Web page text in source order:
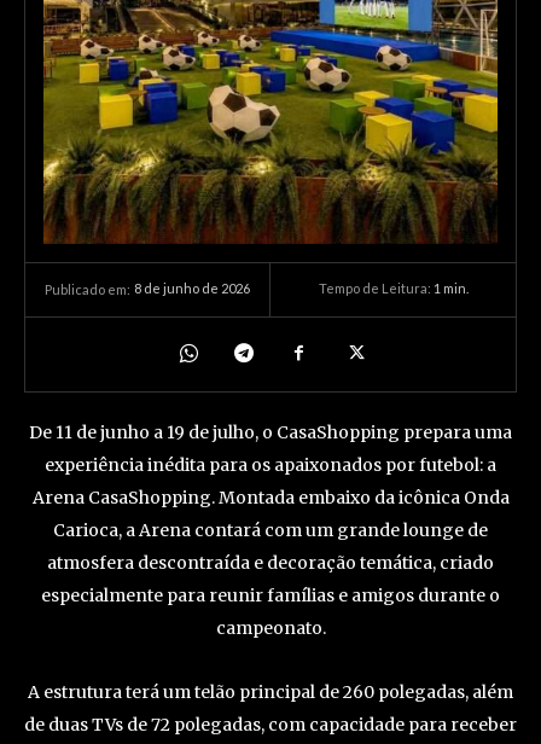
Publicado em: 8 de junho de 2026 Tempo de Leitura: 1 min.
De 11 de junho a 19 de julho, o CasaShopping prepara uma
experiência inédita para os apaixonados por futebol: a
Arena CasaShopping. Montada embaixo da icônica Onda
Carioca, a Arena contará com um grande lounge de
atmosfera descontraída e decoração temática, criado
especialmente para reunir famílias e amigos durante o
campeonato.
A estrutura terá um telão principal de 260 polegadas, além
de duas TVs de 72 polegadas, com capacidade para receber